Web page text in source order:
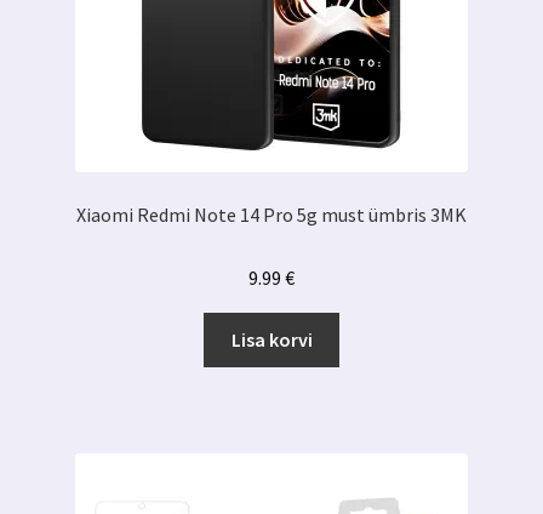
Xiaomi Redmi Note 14 Pro 5g must ümbris 3MK
9.99 €
Lisa korvi